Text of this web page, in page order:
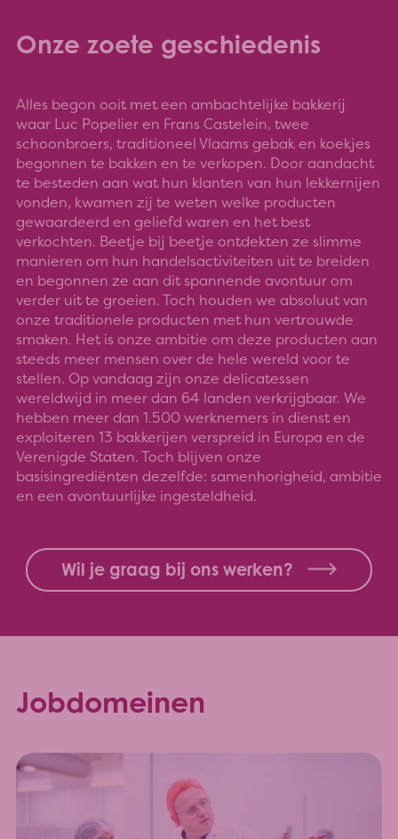
Onze zoete geschiedenis
Alles begon ooit met een ambachtelijke bakkerij
waar Luc Popelier en Frans Castelein, twee
schoonbroers, traditioneel Vlaams gebak en koekjes
begonnen te bakken en te verkopen. Door aandacht
te besteden aan wat hun klanten van hun lekkernijen
vonden, kwamen zij te weten welke producten
gewaardeerd en geliefd waren en het best
verkochten. Beetje bij beetje ontdekten ze slimme
manieren om hun handelsactiviteiten uit te breiden
en begonnen ze aan dit spannende avontuur om
verder uit te groeien. Toch houden we absoluut van
onze traditionele producten met hun vertrouwde
smaken. Het is onze ambitie om deze producten aan
steeds meer mensen over de hele wereld voor te
stellen. Op vandaag zijn onze delicatessen
wereldwijd in meer dan 64 landen verkrijgbaar. We
hebben meer dan 1.500 werknemers in dienst en
exploiteren 13 bakkerijen verspreid in Europa en de
Verenigde Staten. Toch blijven onze
basisingrediënten dezelfde: samenhorigheid, ambitie
en een avontuurlijke ingesteldheid.
Wil je graag bij ons werken?
Jobdomeinen